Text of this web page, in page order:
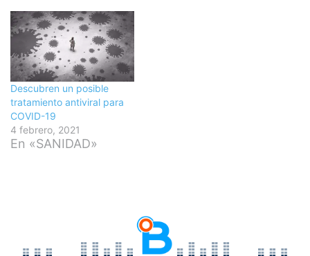
Descubren un posible
tratamiento antiviral para
COVID-19
4 febrero, 2021
En «SANIDAD»